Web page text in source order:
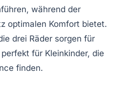
während der
optimalen Komfort bietet.
drei Räder sorgen für
für Kleinkinder, die
finden.